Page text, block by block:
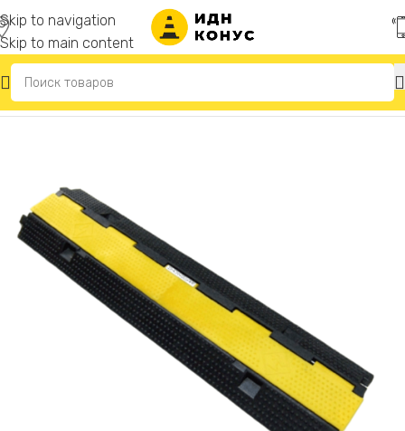
Skip to navigation
Skip to main content
Главная Кабельный трап (кабельный мост, кабель-канал)